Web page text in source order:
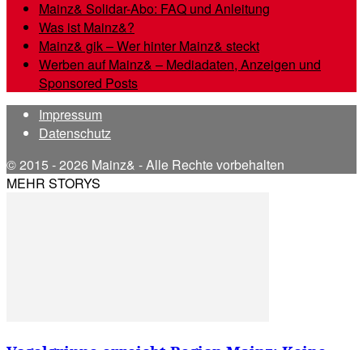
Mainz& Solidar-Abo: FAQ und Anleitung
Was ist Mainz&?
Mainz& gik – Wer hinter Mainz& steckt
Werben auf Mainz& – Mediadaten, Anzeigen und
Sponsored Posts
Impressum
Datenschutz
© 2015 - 2026 Mainz& - Alle Rechte vorbehalten
MEHR STORYS